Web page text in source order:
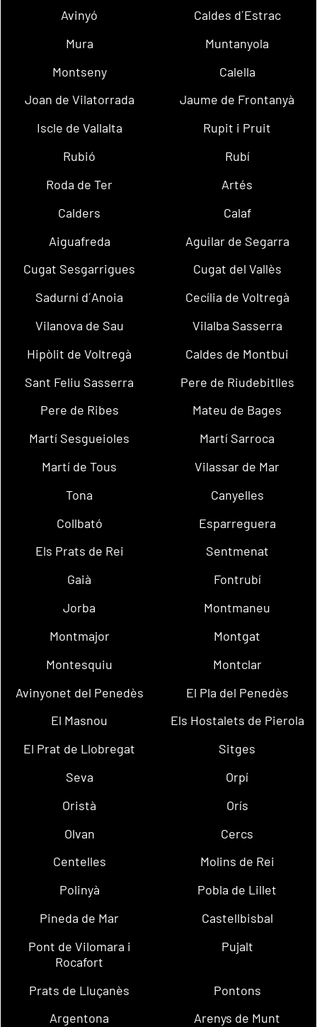
Avinyó
Caldes d´Estrac
Mura
Muntanyola
Montseny
Calella
Joan de Vilatorrada
Jaume de Frontanyà
Iscle de Vallalta
Rupit i Pruit
Rubió
Rubí
Roda de Ter
Artés
Calders
Calaf
Aiguafreda
Aguilar de Segarra
Cugat Sesgarrigues
Cugat del Vallès
Sadurní d´Anoia
Cecília de Voltregà
Vilanova de Sau
Vilalba Sasserra
Hipòlit de Voltregà
Caldes de Montbui
Sant Feliu Sasserra
Pere de Riudebitlles
Pere de Ribes
Mateu de Bages
Martí Sesgueioles
Martí Sarroca
Martí de Tous
Vilassar de Mar
Tona
Canyelles
Collbató
Esparreguera
Els Prats de Rei
Sentmenat
Gaià
Fontrubí
Jorba
Montmaneu
Montmajor
Montgat
Montesquiu
Montclar
Avinyonet del Penedès
El Pla del Penedès
El Masnou
Els Hostalets de Pierola
El Prat de Llobregat
Sitges
Seva
Orpí
Oristà
Orís
Olvan
Cercs
Centelles
Molins de Rei
Polinyà
Pobla de Lillet
Pineda de Mar
Castellbisbal
Pont de Vilomara i
Rocafort
Pujalt
Prats de Lluçanès
Pontons
Argentona
Arenys de Munt